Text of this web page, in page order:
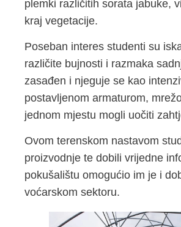
plemki različitih sorata jabuke,
kraj vegetacije.
Poseban interes studenti su
različite bujnosti i razmaka
zasađen i njeguje se kao
postavljenom armaturom,
jednom mjestu mogli uočiti
Ovom terenskom nastavom
proizvodnje te dobili vrijedne
pokušalištu omogućio im je i
voćarskom sektoru.